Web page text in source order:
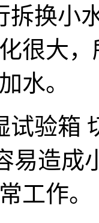
换小水
很大
水。
验箱
易造成
工作。